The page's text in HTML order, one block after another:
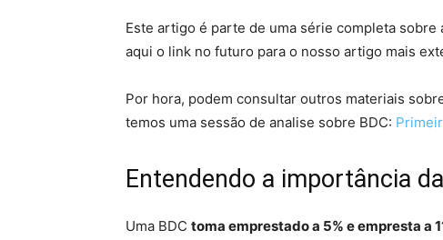
Este artigo é parte de uma série completa
aqui o link no futuro para o nosso artigo mais
Por hora, podem consultar outros materiais
temos uma sessão de analise sobre BDC:
Entendendo a importância
Uma BDC toma emprestado a 5% e empresta a